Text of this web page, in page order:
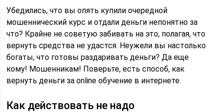
Убедились, что вы опять купили очередной
мошеннический курс и отдали деньги непонятно за
что? Крайне не советую забивать на это, полагая, что
вернуть средства не удастся. Неужели вы настолько
богаты, что готовы раздаривать деньги? Да еще
кому! Мошенникам! Поверьте, есть способ, как
вернуть деньги за online обучение в интернете.
Как действовать не надо